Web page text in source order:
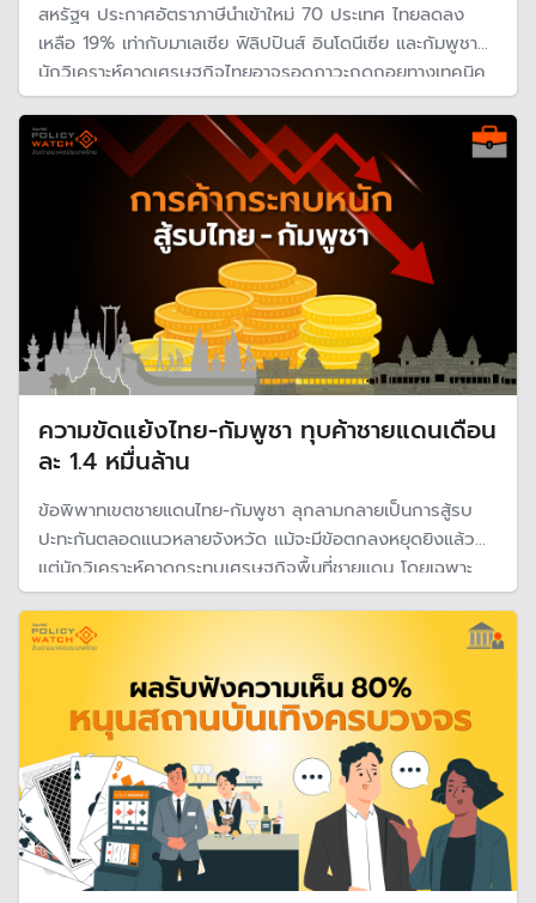
สหรัฐฯ ประกาศอัตราภาษีนำเข้าใหม่ 70 ประเทศ ไทยลดลง
เหลือ 19% เท่ากับมาเลเซีย ฟิลิปปินส์ อินโดนีเซีย และกัมพูชา
นักวิเคราะห์คาดเศรษฐกิจไทยอาจรอดภาวะถดถอยทางเทคนิค
แต่ยังเสี่ยงเติบโตต่ำครึ่งหลังของปีนี้ เพราะสงครามการค้ายัง
ไม่จบ ด้านรมว.คลัง ส่งสัญญาณไทยต้องเร่งปรับตัว
ความขัดแย้งไทย-กัมพูชา ทุบค้าชายแดนเดือน
ละ 1.4 หมื่นล้าน
ข้อพิพาทเขตชายแดนไทย-กัมพูชา ลุกลามกลายเป็นการสู้รบ
ปะทะกันตลอดแนวหลายจังหวัด แม้จะมีข้อตกลงหยุดยิงแล้ว
แต่นักวิเคราะห์คาดกระทบเศรษฐกิจพื้นที่ชายแดน โดยเฉพาะ
การค้า เสียหายอย่างน้อย 14,011 ล้านบาทต่อเดือน